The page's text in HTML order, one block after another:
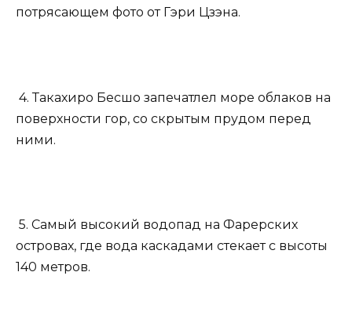
потрясающем фото от Гэри Цзэна.
4. Такахиро Бесшо запечатлел море облаков на
поверхности гор, со скрытым прудом перед
ними.
5. Самый высокий водопад на Фарерских
островах, где вода каскадами стекает с высоты
140 метров.